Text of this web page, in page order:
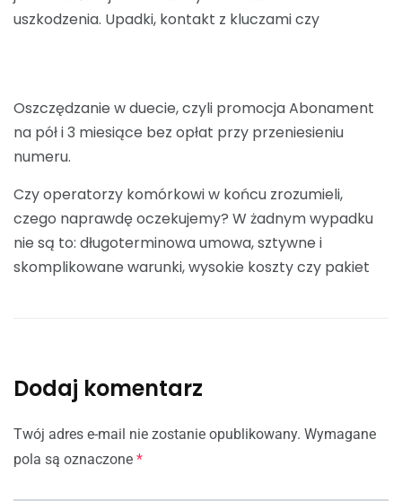
uszkodzenia. Upadki, kontakt z kluczami czy
Oszczędzanie w duecie, czyli promocja Abonament
na pół i 3 miesiące bez opłat przy przeniesieniu
numeru.
Czy operatorzy komórkowi w końcu zrozumieli,
czego naprawdę oczekujemy? W żadnym wypadku
nie są to: długoterminowa umowa, sztywne i
skomplikowane warunki, wysokie koszty czy pakiet
Dodaj komentarz
Twój adres e-mail nie zostanie opublikowany. Wymagane
pola są oznaczone *